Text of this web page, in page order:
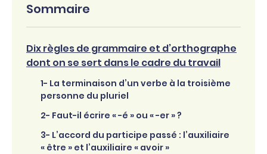
Sommaire
Dix règles de grammaire et d’orthographe
dont on se sert dans le cadre du travail
1- La terminaison d’un verbe à la troisième
personne du pluriel
2- Faut-il écrire « -é » ou « -er » ?
3- L’accord du participe passé : l’auxiliaire
« être » et l’auxiliaire « avoir »